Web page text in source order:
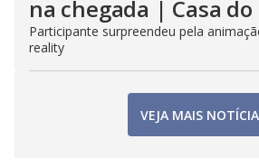
na chegada | Casa do
Participante surpreendeu pela
reality
VEJA MAIS